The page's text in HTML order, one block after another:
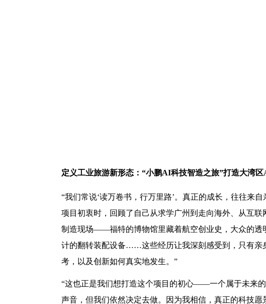
定义工业旅游新形态： “小鹏AI科技智造之旅”打造大湾
“我们常说‘读万卷书，行万里路’。真正的成长，往往来
项目初衷时，回顾了自己从求学广州到走向海外、从互
制造现场——福特的博物馆里藏着航空创业史，大众的透
计的翻转装配设备……这些经历让我深刻感受到，只有亲
考，以及创新如何真实地发生。”
“这也正是我们想打造这个项目的初心——一个属于未来
声音，但我们依然决定去做。因为我相信，真正的科技